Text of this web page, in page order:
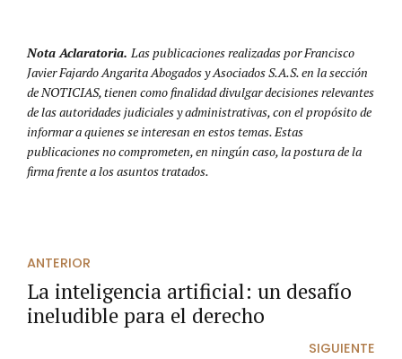
Nota Aclaratoria. Las publicaciones realizadas por Francisco
Javier Fajardo Angarita Abogados y Asociados S.A.S. en la sección
de NOTICIAS, tienen como finalidad divulgar decisiones relevantes
de las autoridades judiciales y administrativas, con el propósito de
informar a quienes se interesan en estos temas. Estas
publicaciones no comprometen, en ningún caso, la postura de la
firma frente a los asuntos tratados.
ANTERIOR
La inteligencia artificial: un desafío
ineludible para el derecho
SIGUIENTE